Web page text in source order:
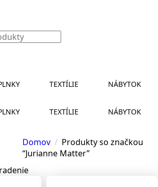
TEXTÍLIE NÁBYTOK
TEXTÍLIE NÁBYTOK
Domov
Produkty so značkou
“Jurianne Matter”